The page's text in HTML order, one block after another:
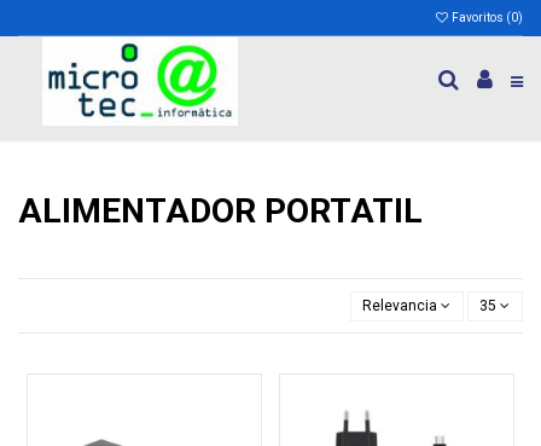
Favoritos (0)
ALIMENTADOR PORTATIL
Relevancia 35